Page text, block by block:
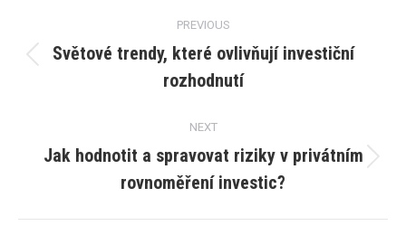
navigation
PREVIOUS
post:
Světové trendy, které ovlivňují investiční
rozhodnutí
NEXT
post:
Jak hodnotit a spravovat riziky v privátním
rovnoměření investic?